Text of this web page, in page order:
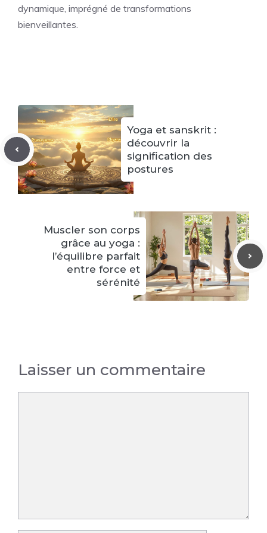
dynamique, imprégné de transformations
bienveillantes.
Yoga et sanskrit :
découvrir la
signification des
postures
Muscler son corps
grâce au yoga :
l’équilibre parfait
entre force et
sérénité
Laisser un commentaire